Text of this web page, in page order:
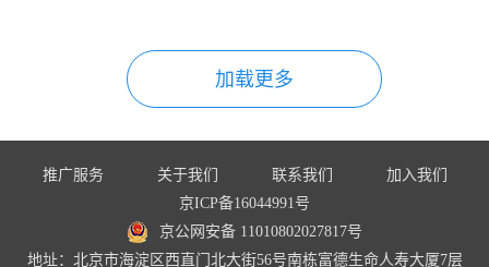
加载更多
推广服务 关于我们 联系我们
加入我们
京ICP备16044991号
京公网安备 11010802027817号
地址：北京市海淀区西直门北大街56号南栋富德生命人寿大厦7层